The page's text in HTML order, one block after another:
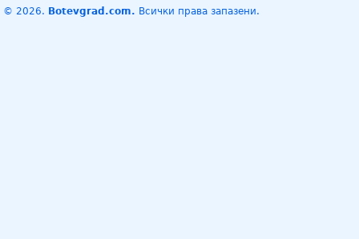
© 2026. Botevgrad.com. Всички права запазени.